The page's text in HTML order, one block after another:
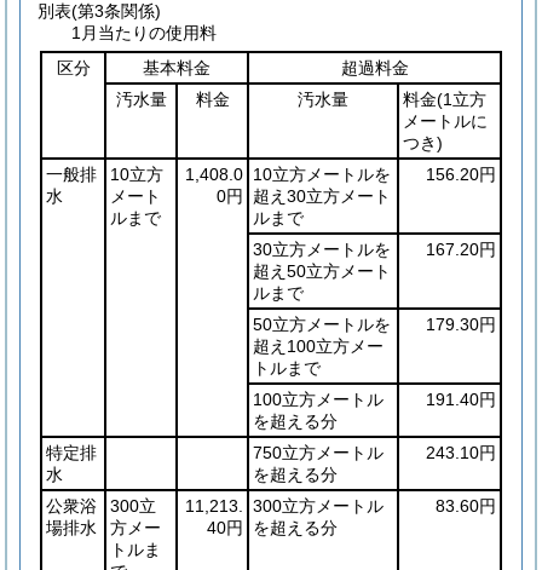
別表(第3条関係)
1月当たりの使用料
区分
基本料金
超過料金
汚水量
料金 汚水量 料金(1立方
メートルに
つき)
一般排
水
10立方
メート
ルまで
1,408.0
0円
10立方メートルを
超え30立方メート
ルまで
156.20円
30立方メートルを
超え50立方メート
ルまで
167.20円
50立方メートルを
超え100立方メー
トルまで
179.30円
100立方メートル
を超える分
191.40円
特定排
水
750立方メートル
を超える分
243.10円
公衆浴
場排水
300立
方メー
トルま
11,213.
40円
300立方メートル
を超える分
83.60円